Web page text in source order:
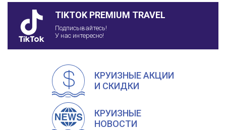
TIKTOK PREMIUM TRAVEL
Подписывайтесь!
У нас интересно!
КРУИЗНЫЕ АКЦИИ
И СКИДКИ
КРУИЗНЫЕ
НОВОСТИ